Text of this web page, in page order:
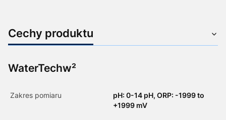
Cechy produktu
WaterTechw²
Zakres pomiaru
pH: 0-14 pH, ORP: -1999 to
+1999 mV